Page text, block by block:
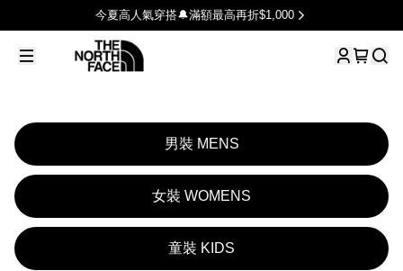
男裝 MENS
女裝 WOMENS
童裝 KIDS
今夏高人氣穿搭🔔滿額最高再折$1,000